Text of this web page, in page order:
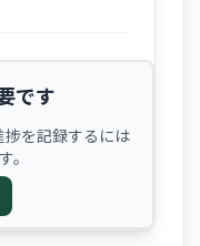
です
を記録するには
。